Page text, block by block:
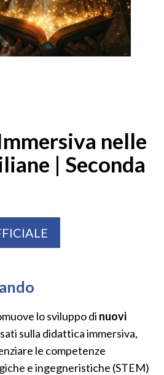
nelle
| Seconda
lo sviluppo di nuovi
sulla didattica immersiva,
le competenze
e ingegneristiche (STEM)